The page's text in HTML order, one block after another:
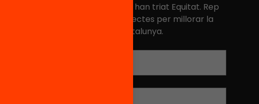
Més de 40.000 persones ja han triat Equitat. Rep
iniciatives, propostes i projectes per millorar la
qualitat de l'educació a Catalunya.